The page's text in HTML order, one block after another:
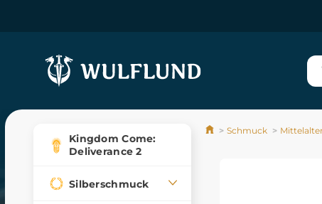
Kingdom Come:
Deliverance 2
Silberschmuck
Schmuck